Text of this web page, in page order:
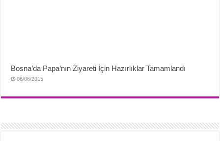
Bosna’da Papa’nın Ziyareti İçin Hazırlıklar Tamamlandı
06/06/2015